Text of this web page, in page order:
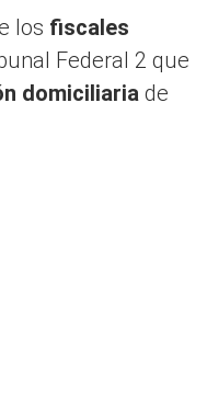
los fiscales
Federal 2 que
domiciliaria de